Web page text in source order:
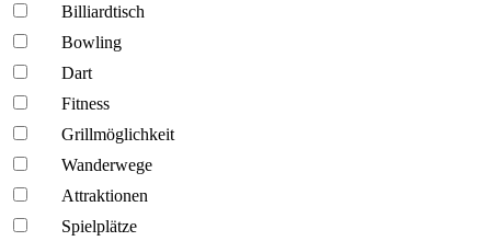
Billiardtisch
Bowling
Dart
Fitness
Grillmöglich­keit
Wanderwege
Attraktionen
Spielplätze